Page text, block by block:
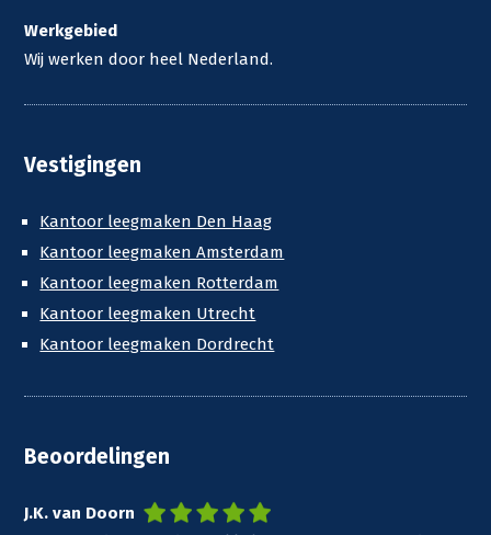
Werkgebied
Wij werken door heel Nederland.
Vestigingen
Kantoor leegmaken Den Haag
Kantoor leegmaken Amsterdam
Kantoor leegmaken Rotterdam
Kantoor leegmaken Utrecht
Kantoor leegmaken Dordrecht
Beoordelingen
J.K. van Doorn